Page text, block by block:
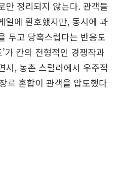
만 정리되지 않는다. 관객들
일에 환호했지만, 동시에 과
두고 당혹스럽다는 반응도
가 칸의 전형적인 경쟁작과
서, 농촌 스릴러에서 우주적
르 혼합이 관객을 압도했다